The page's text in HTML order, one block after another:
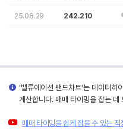
25.08.29 242.210
'밸류에이션 밴드차트'는 데이터히
계산합니다. 매매 타이밍을 잡는 데
매매 타이밍을 쉽게 잡을 수 있는 적